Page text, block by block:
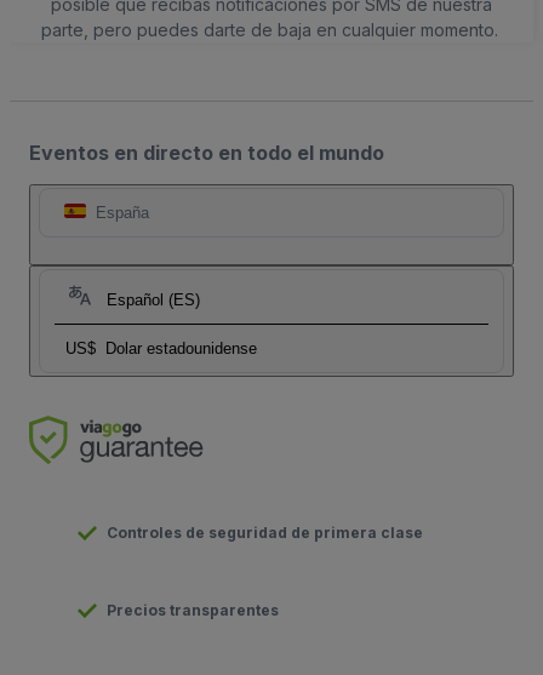
posible que recibas notificaciones por SMS de nuestra
parte, pero puedes darte de baja en cualquier momento.
Eventos en directo en todo el mundo
España
Español (ES)
US$ Dolar estadounidense
Controles de seguridad de primera clase
Precios transparentes